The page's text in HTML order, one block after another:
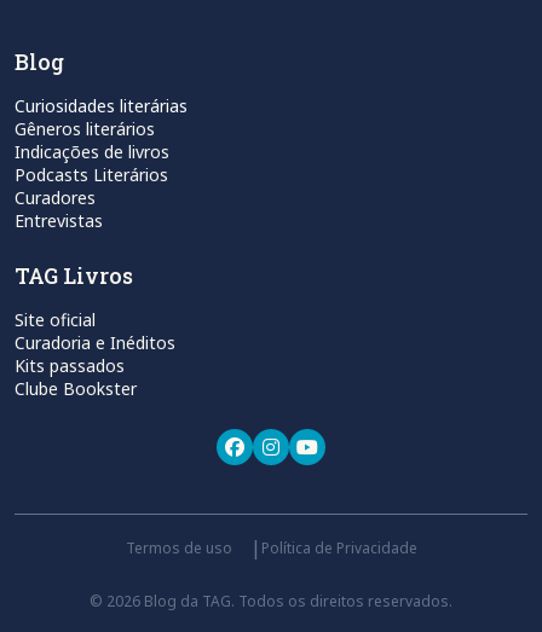
Blog
Curiosidades literárias
Gêneros literários
Indicações de livros
Podcasts Literários
Curadores
Entrevistas
TAG Livros
Site oficial
Curadoria e Inéditos
Kits passados
Clube Bookster
© 2026 Blog da TAG. Todos os direitos reservados.
Termos de uso Política de Privacidade